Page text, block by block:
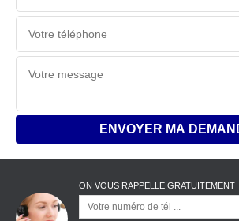
ON VOUS RAPPELLE GRATUITEMENT